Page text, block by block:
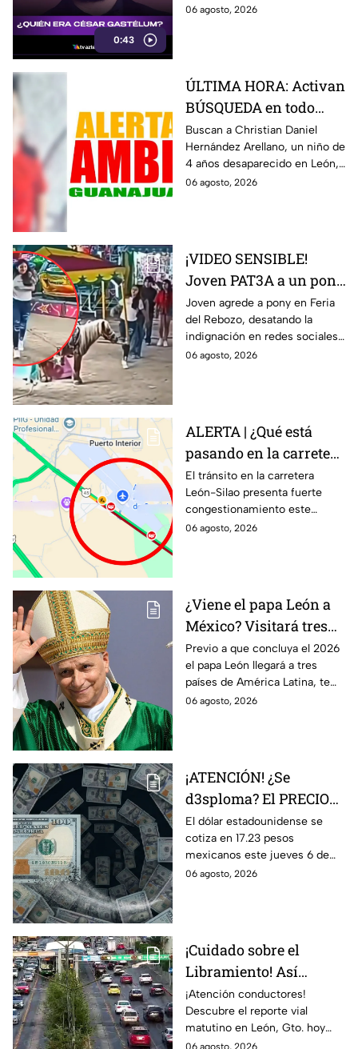
0:43
pública.
06 agosto, 2026
ÚLTIMA HORA: Activan
BÚSQUEDA en todo
Guanajuato de
Christian Daniel,
pequeño de 4 años
desaparecido en León
Buscan a Christian Daniel
Hernández Arellano, un niño de
4 años desaparecido en León,
Guanajuato. La Alerta Amber
06 agosto, 2026
¡VIDEO SENSIBLE!
Joven PAT3A a un pony
atado a una atracción
de feria; reacción de la
agresora ENFURECE a
las redes
Joven agrede a pony en Feria
del Rebozo, desatando la
indignación en redes sociales.
No te pierdas la reacción de la
06 agosto, 2026
ALERTA | ¿Qué está
pasando en la carretera
León-Silao HOY jueves?
Reportan tráfico
intenso rumbo al
Aeropuerto
El tránsito en la carretera
León-Silao presenta fuerte
congestionamiento este
jueves 6 de agosto,
06 agosto, 2026
¿Viene el papa León a
México? Visitará tres
países de América
Latina en noviembre de
este año 2026
Previo a que concluya el 2026
el papa León llegará a tres
países de América Latina, te
contamos los detalles.
06 agosto, 2026
¡ATENCIÓN! ¿Se
d3sploma? El PRECIO
del dólar vuelve a bajar
en Guanajuato: Así
amanece el tipo de
cambio HOY 6 de
El dólar estadounidense se
cotiza en 17.23 pesos
mexicanos este jueves 6 de
agosto de 2026, mostrando
06 agosto, 2026
¡Cuidado sobre el
Libramiento! Así
amanece el tráfico en
León, Gto., hoy jueves 6
de agosto; reporte EN
¡Atención conductores!
Descubre el reporte vial
matutino en León, Gto. hoy
jueves 6 de agosto. ¡Evita el
06 agosto, 2026